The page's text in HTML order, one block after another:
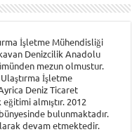
İşletme Mühendisliği
Denizcilik Anadolu
mezun olmustur.
İşletme
Deniz Ticaret
almıştır. 2012
bulunmaktadır.
devam etmektedir.